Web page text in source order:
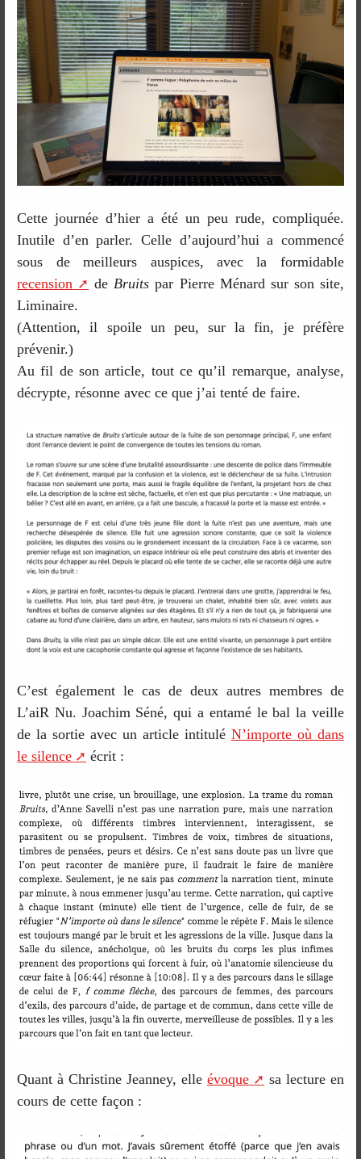
Cette journée d’hier a été un peu rude, compliquée.
Inutile d’en parler. Celle d’aujourd’hui a commencé
sous de meilleurs auspices, avec la formidable
recension
deBruits par Pierre Ménard sur son site,
Liminaire.
(Attention, il spoile un peu, sur la fin, je préfère
prévenir.)
Au fil de son article, tout ce qu’il remarque, analyse,
décrypte, résonne avec ce que j’ai tenté de faire.
C’est également le cas de deux autres membres de
L’aiR Nu. Joachim Séné, qui a entamé le bal la veille
de la sortie avec un article intitulé N’importe où dans
le silence
écrit :
Quant à Christine Jeanney, elle évoque
sa lecture en
cours de cette façon :